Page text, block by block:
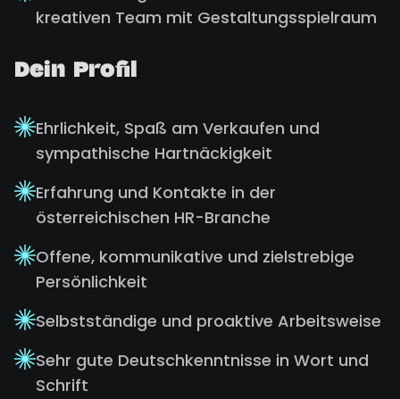
kreativen Team mit Gestaltungsspielraum
Dein Profil
Ehrlichkeit, Spaß am Verkaufen und
sympathische Hartnäckigkeit
Erfahrung und Kontakte in der
österreichischen HR-Branche
Offene, kommunikative und zielstrebige
Persönlichkeit
Selbstständige und proaktive Arbeitsweise
Sehr gute Deutschkenntnisse in Wort und
Schrift